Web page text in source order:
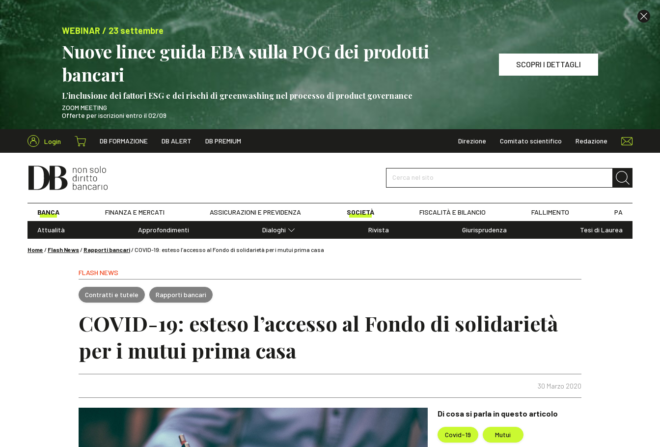
WEBINAR / 23 settembre
Nuove linee guida EBA sulla POG dei prodotti
bancari
L’inclusione dei fattori ESG e dei rischi di greenwashing nel processo di product governance
ZOOM MEETING
Offerte per iscrizioni entro il 02/09
SCOPRI I DETTAGLI
WEBINAR / 23 settembre Nuove linee guida EBA sulla POG dei prodotti bancari SCOPRI I DETTAGLI
Login DB FORMAZIONE DB ALERT DB PREMIUM Direzione Comitato scientifico Redazione
Cerca nel sito
Cerca nel sito
BANCA FINANZA E MERCATI ASSICURAZIONI E PREVIDENZA SOCIETÀ FISCALITÀ E BILANCIO FALLIMENTO PA
Attualità Approfondimenti
Dialoghi
Rivista Giurisprudenza Tesi di Laurea
Home / Flash News/ Rapporti bancari/COVID-19: esteso l’accesso al Fondo di solidarietà per i mutui prima casa
FLASH NEWS
Contratti e tutele Rapporti bancari
COVID-19: esteso l’accesso al Fondo di solidarietà
per i mutui prima casa
30 Marzo 2020
Di cosa si parla in questo articolo
Covid-19 Mutui